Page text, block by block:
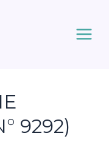
9292)